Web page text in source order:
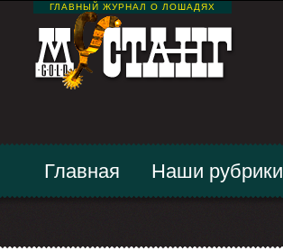
ГЛАВНЫЙ ЖУРНАЛ О ЛОШАДЯХ
Главная Наши рубрики